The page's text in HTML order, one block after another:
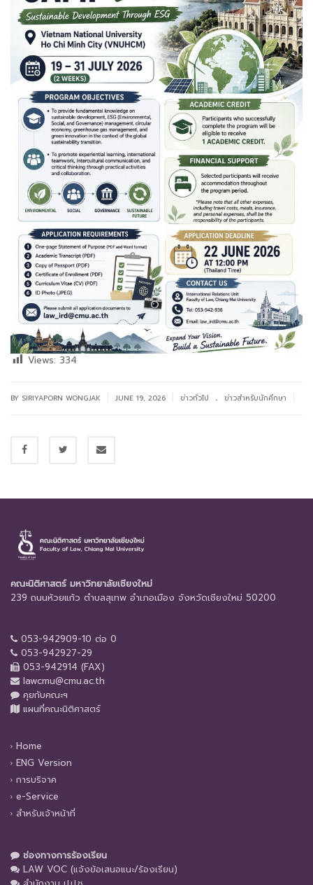
Views: 334
BY SIRIYAPORN WONGJAK JUNE 19, 2026 ข่าวทั่วไป . ข่าวสำหรับนักศึกษา
คณะนิติศาสตร์ มหาวิทยาลัยเชียงใหม่
239 ถนนห้วยแก้ว ตำบลสุเทพ อำเภอเมือง จังหวัดเชียงใหม่ 50200
053-942909-10 ต่อ 0
053-942927-29
053-942914 (FAX)
lawcmu@cmu.ac.th
คุยกับคณะฯ
แผนที่คณะนิติศาสตร์
Home
ENG Version
การบริจาค
e-Service
สำหรับเจ้าหน้าที่
ช่องทางการร้องเรียน
LAW VOC (แจ้งข้อเสนอแนะ/ร้องเรียน)